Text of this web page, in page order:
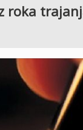
roka